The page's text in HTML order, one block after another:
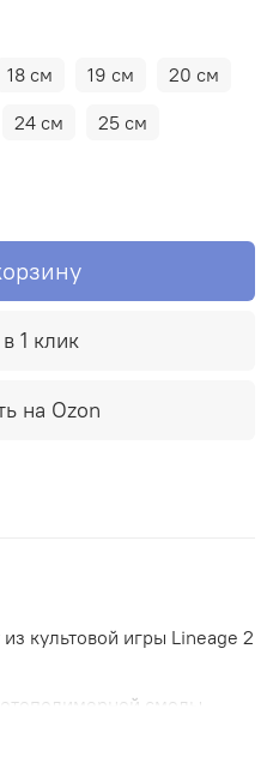
18 см 19 см
20 см
24 см 25 см
1 клик
на Ozon
культовой игры Lineage 2
смолы
в разобранном